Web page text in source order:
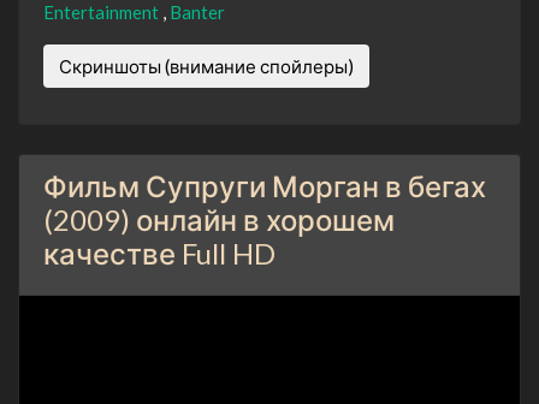
Entertainment Banter
Скриншоты (внимание спойлеры)
Фильм Супруги Морган в бегах
(2009) онлайн в хорошем
качестве Full HD